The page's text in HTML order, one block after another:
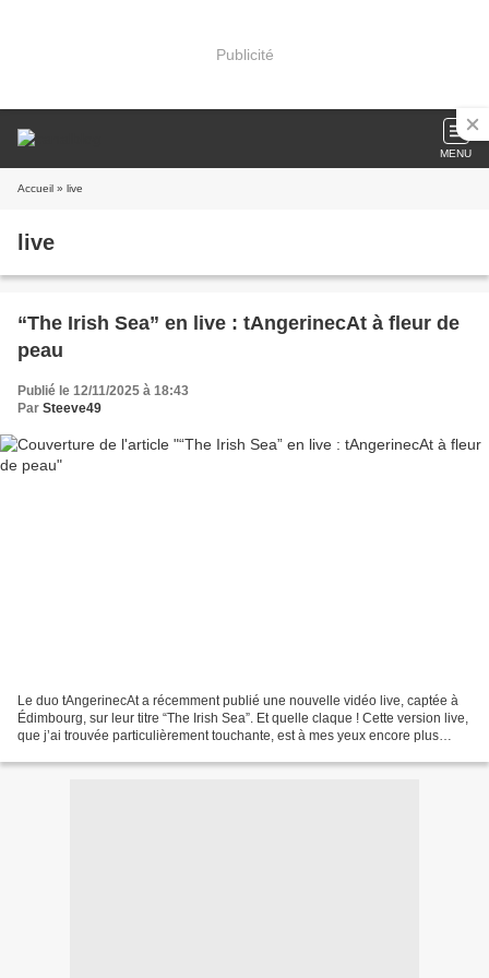
Publicité
MENU
Accueil » live
live
“The Irish Sea” en live : tAngerinecAt à fleur de
peau
Publié le 12/11/2025 à 18:43
Par Steeve49
Le duo tAngerinecAt a récemment publié une nouvelle vidéo live, captée à
Édimbourg, sur leur titre “The Irish Sea”. Et quelle claque ! Cette version live,
que j’ai trouvée particulièrement touchante, est à mes yeux encore plus